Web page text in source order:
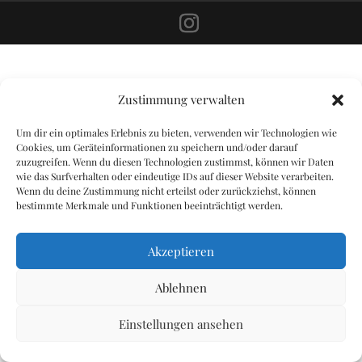
Zustimmung verwalten
Um dir ein optimales Erlebnis zu bieten, verwenden wir Technologien wie
Cookies, um Geräteinformationen zu speichern und/oder darauf
zuzugreifen. Wenn du diesen Technologien zustimmst, können wir Daten
wie das Surfverhalten oder eindeutige IDs auf dieser Website verarbeiten.
Wenn du deine Zustimmung nicht erteilst oder zurückziehst, können
bestimmte Merkmale und Funktionen beeinträchtigt werden.
Akzeptieren
Ablehnen
Einstellungen ansehen